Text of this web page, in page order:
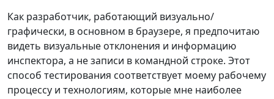
Как разработчик, работающий визуально/
графически, в основном в браузере, я предпочитаю
видеть визуальные отклонения и информацию
инспектора, а не записи в командной строке. Этот
способ тестирования соответствует моему рабочему
процессу и технологиям, которые мне наиболее